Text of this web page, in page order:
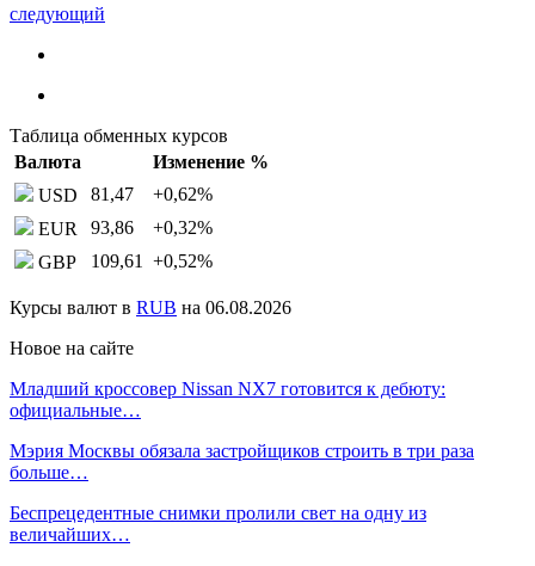
следующий
Таблица обменных курсов
Валюта
Изменение %
USD
81,47 +0,62%
EUR
93,86 +0,32%
GBP
109,61 +0,52%
Курсы валют в RUB на 06.08.2026
Новое на сайте
Младший кроссовер Nissan NX7 готовится к дебюту:
официальные…
Мэрия Москвы обязала застройщиков строить в три раза
больше…
Беспрецедентные снимки пролили свет на одну из
величайших…